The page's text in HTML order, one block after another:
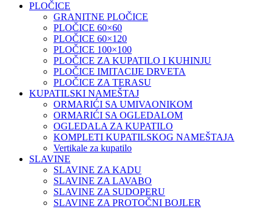
PLOČICE
GRANITNE PLOČICE
PLOČICE 60×60
PLOČICE 60×120
PLOČICE 100×100
PLOČICE ZA KUPATILO I KUHINJU
PLOČICE IMITACIJE DRVETA
PLOČICE ZA TERASU
KUPATILSKI NAMEŠTAJ
ORMARIĆI SA UMIVAONIKOM
ORMARIĆI SA OGLEDALOM
OGLEDALA ZA KUPATILO
KOMPLETI KUPATILSKOG NAMEŠTAJA
Vertikale za kupatilo
SLAVINE
SLAVINE ZA KADU
SLAVINE ZA LAVABO
SLAVINE ZA SUDOPERU
SLAVINE ZA PROTOČNI BOJLER